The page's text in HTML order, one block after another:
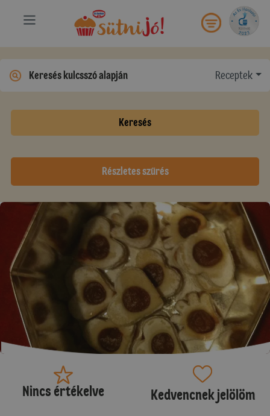
Receptek
Keresés
Részletes szűrés
Nincs értékelve Kedvencnek jelölöm